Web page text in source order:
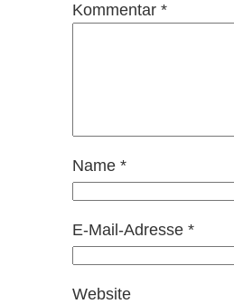
Kommentar *
Name *
E-Mail-Adresse *
Website